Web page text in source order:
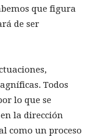
que figura
de ser
Todos
lo que se
la dirección
como un proceso